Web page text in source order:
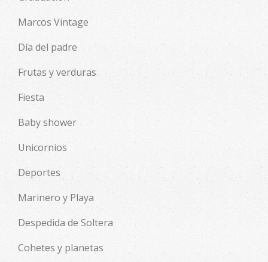
Marcos Vintage
Día del padre
Frutas y verduras
Fiesta
Baby shower
Unicornios
Deportes
Marinero y Playa
Despedida de Soltera
Cohetes y planetas